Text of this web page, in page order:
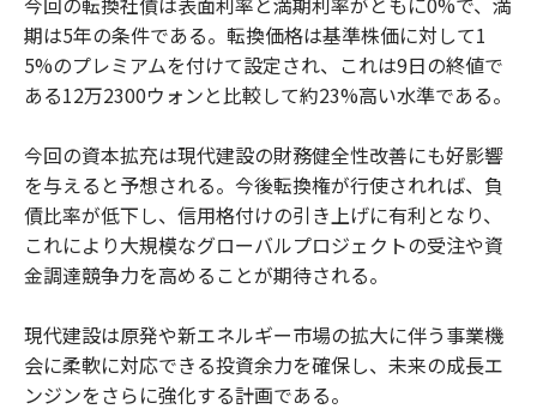
期は5年の条件である。転換価格は基準株価に対して1
5%のプレミアムを付けて設定され、これは9日の終値で
ある12万2300ウォンと比較して約23%高い水準である。
今回の資本拡充は現代建設の財務健全性改善にも好影響
を与えると予想される。今後転換権が行使されれば、負
債比率が低下し、信用格付けの引き上げに有利となり、
これにより大規模なグローバルプロジェクトの受注や資
金調達競争力を高めることが期待される。
現代建設は原発や新エネルギー市場の拡大に伴う事業機
会に柔軟に対応できる投資余力を確保し、未来の成長エ
ンジンをさらに強化する計画である。